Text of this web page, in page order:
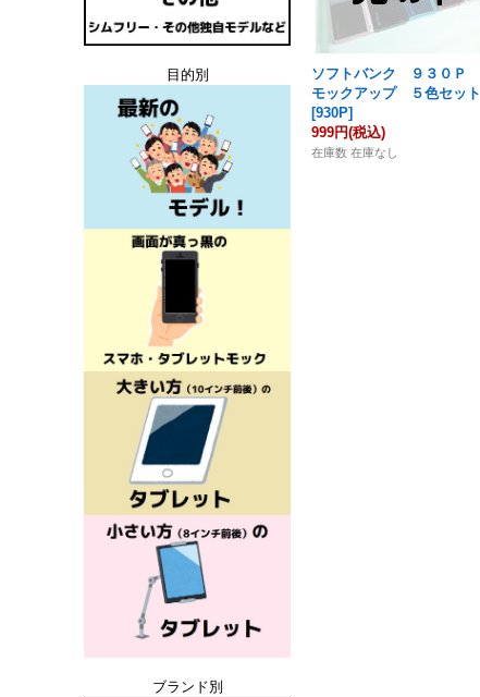
目的別
ブランド別
ソフトバンク ９３０Ｐ
モックアップ ５色セット
[930P]
999円(税込)
在庫数 在庫なし